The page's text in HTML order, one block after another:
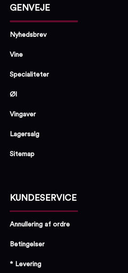
GENVEJE
Nyhedsbrev
Vine
Specialiteter
Øl
Vingaver
Lagersalg
Sitemap
KUNDESERVICE
Annullering af ordre
Betingelser
* Levering